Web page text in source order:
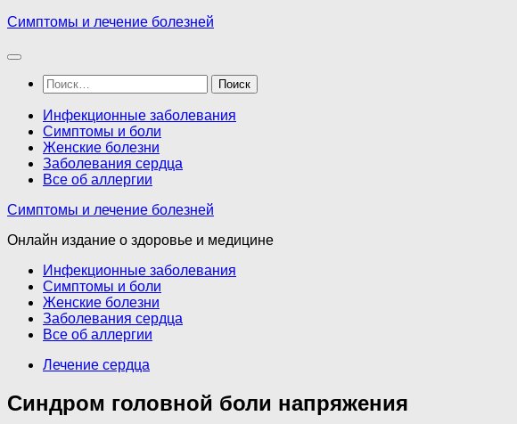
Перейти
содержимому
Симптомы и лечение болезней
Найти:
Инфекционные заболевания
Симптомы и боли
Женские болезни
Заболевания сердца
Все об аллергии
Симптомы и лечение болезней
Онлайн издание о здоровье и медицине
Инфекционные заболевания
Симптомы и боли
Женские болезни
Заболевания сердца
Все об аллергии
Лечение сердца
Синдром головной боли напряжения